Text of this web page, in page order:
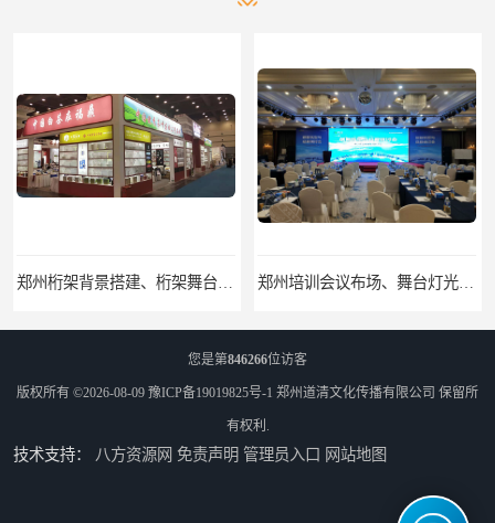
您是第846266位访客
版权所有 ©2026-08-09 豫ICP备19019825号-1 郑州道清文化传播有限公司 保留所
有权利.
技术支持： 八方资源网 免责声明 管理员入口 网站地图